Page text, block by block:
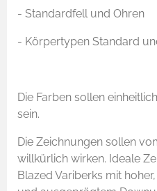
- Standardfell und Ohren
- Körpertypen Standard
Die Farben sollen
sein.
Die Zeichnungen sollen
willkürlich wirken. Ideale
Blazed Variberks mit